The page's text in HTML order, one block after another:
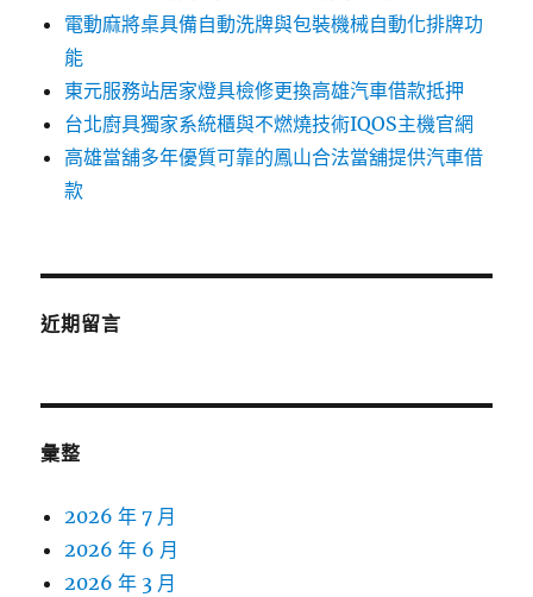
電動麻將桌具備自動洗牌與包裝機械自動化排牌功
能
東元服務站居家燈具檢修更換高雄汽車借款抵押
台北廚具獨家系統櫃與不燃燒技術IQOS主機官網
高雄當舖多年優質可靠的鳳山合法當舖提供汽車借
款
近期留言
彙整
2026 年 7 月
2026 年 6 月
2026 年 3 月